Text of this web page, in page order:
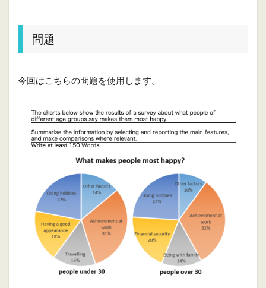
問題
今回はこちらの問題を使用します。